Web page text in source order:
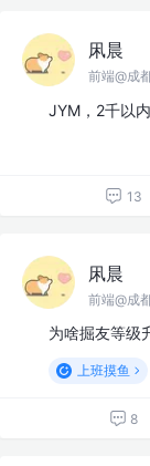
凩晨
前端@成
JYM，2千以
13
凩晨
前端@成
为啥掘友等级
上班摸鱼
8